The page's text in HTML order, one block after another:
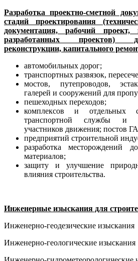
Разработка проектно-сметной
стадий проектирования
документация, рабочий проект,
разработанных проектов)
реконструкции, капитального
автомобильных дорог;
транспортных развязок,
мостов, путепроводов,
галерей и сооружений для
пешеходных переходов;
комплексов и отдельных
транспортной службы и
участников движения; постов
предприятий строительной
разработка месторождений
материалов;
защиту и улучшение
влияния строительства.
Инженерные изыскания для
Инженерно-геодезические изыскания
Инженерно-геологические изыскания